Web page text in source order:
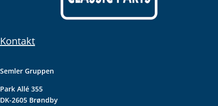
Kontakt
Semler Gruppen
Park Allé 355
DK-2605 Brøndby